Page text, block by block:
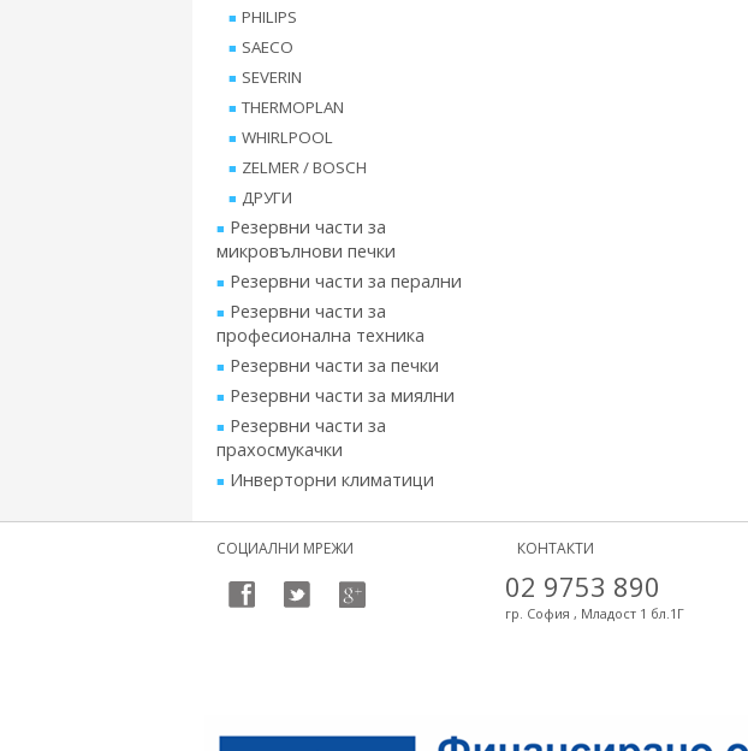
PHILIPS
SAECO
SEVERIN
THERMOPLAN
WHIRLPOOL
ZELMER / BOSCH
ДРУГИ
Резервни части за
микровълнови печки
Резервни части за перални
Резервни части за
професионална техника
Резервни части за печки
Резервни части за миялни
Резервни части за
прахосмукачки
Инверторни климатици
СОЦИАЛНИ МРЕЖИ КОНТАКТИ
02 9753 890
гр. София , Младост 1 бл.1Г